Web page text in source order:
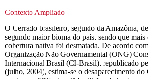
Contexto Ampliado
O Cerrado brasileiro, seguido da Amazônia,
segundo maior bioma do país, sendo que mais
cobertura nativa foi desmatada. De acordo
Organização Não Governamental (ONG)
Internacional Brasil (CI-Brasil), republicado
(julho, 2004), estima-se o desaparecimento do